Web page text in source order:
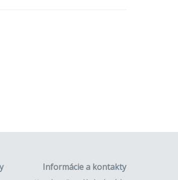
Informácie a kontakty